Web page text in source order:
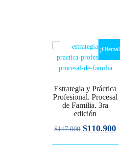
¡Oferta!
Estrategia y Práctica
Profesional. Procesal
de Familia. 3ra
edición
$117.000 El
$110.900El